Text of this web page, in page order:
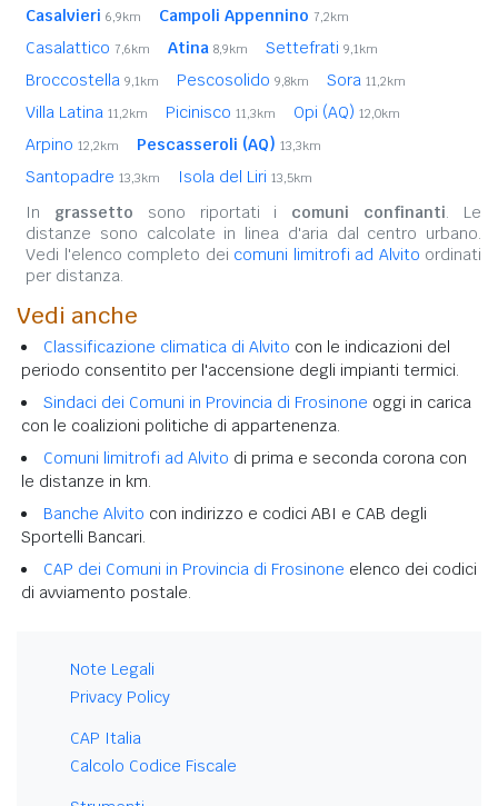
Casalvieri 6,9km Campoli Appennino 7,2km
Casalattico 7,6km Atina 8,9km Settefrati 9,1km
Broccostella 9,1km Pescosolido 9,8km Sora 11,2km
Villa Latina 11,2km Picinisco 11,3km Opi (AQ) 12,0km
Arpino 12,2km Pescasseroli (AQ) 13,3km
Santopadre 13,3km Isola del Liri 13,5km
In grassetto sono riportati i comuni confinanti. Le
distanze sono calcolate in linea d'aria dal centro urbano.
Vedi l'elenco completo dei comuni limitrofi ad Alvito ordinati
per distanza.
Vedi anche
Classificazione climatica di Alvito con le indicazioni del
periodo consentito per l'accensione degli impianti termici.
Sindaci dei Comuni in Provincia di Frosinone oggi in carica
con le coalizioni politiche di appartenenza.
Comuni limitrofi ad Alvito di prima e seconda corona con
le distanze in km.
Banche Alvito con indirizzo e codici ABI e CAB degli
Sportelli Bancari.
CAP dei Comuni in Provincia di Frosinone elenco dei codici
di avviamento postale.
Note Legali
Privacy Policy
CAP Italia
Calcolo Codice Fiscale